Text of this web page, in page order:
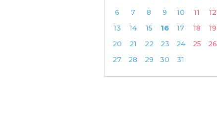
6
7 8 9 10 11
12
13
14 15 16 17 18
19
20
21 22 23 24 25
26
27
28 29 30 31